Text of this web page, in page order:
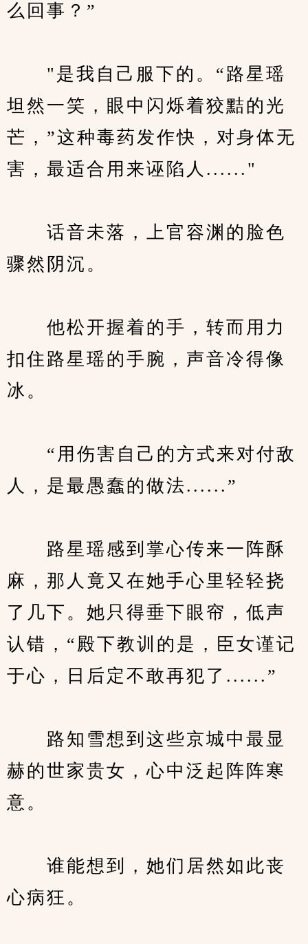
么回事？”
"是我自己服下的。“路星瑶
坦然一笑，眼中闪烁着狡黠的光
芒，”这种毒药发作快，对身体无
害，最适合用来诬陷人......"
话音未落，上官容渊的脸色
骤然阴沉。
他松开握着的手，转而用力
扣住路星瑶的手腕，声音冷得像
冰。
“用伤害自己的方式来对付敌
人，是最愚蠢的做法......”
路星瑶感到掌心传来一阵酥
麻，那人竟又在她手心里轻轻挠
了几下。她只得垂下眼帘，低声
认错，“殿下教训的是，臣女谨记
于心，日后定不敢再犯了......”
路知雪想到这些京城中最显
赫的世家贵女，心中泛起阵阵寒
意。
谁能想到，她们居然如此丧
心病狂。